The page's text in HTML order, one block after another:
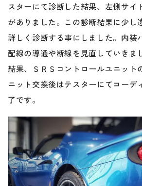
ブランド紹介
ブログ
お客様の声
ケータハム岐阜
プライバシーポリシー
24時間受付対応の
お問い合わせフォームはこちら
車検・整備・修理のご依頼
買取査定のご依頼
その他のお問い合わせ
中古車探しのご依頼・レンタカーの
スターにて診断した結果、左側サイ
がありました。この診断結果に少し
詳しく診断する事にしました。内装
配線の導通や断線を見直していきま
結果、ＳＲＳコントロールユニット
ニット交換後はテスターにてコーデ
了です。